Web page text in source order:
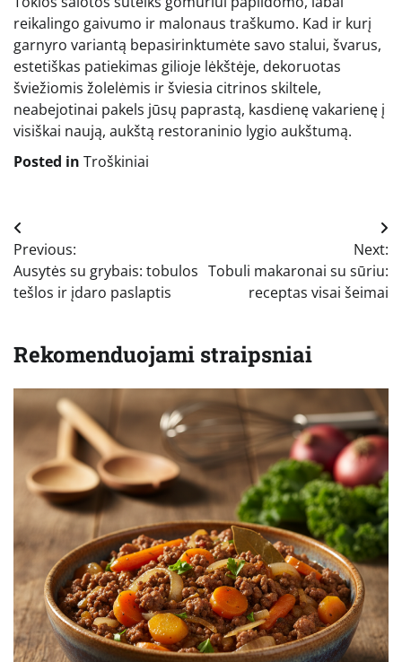
reikalingo gaivumo ir malonaus traškumo. Kad ir kurį
garnyro variantą bepasirinktumėte savo stalui, švarus,
estetiškas patiekimas gilioje lėkštėje, dekoruotas
šviežiomis žolelėmis ir šviesia citrinos skiltele,
neabejotinai pakels jūsų paprastą, kasdienę vakarienę į
visiškai naują, aukštą restoraninio lygio aukštumą.
Posted in Troškiniai
Navigacija
tarp
įrašų
Previous:
Ausytės su grybais: tobulos
tešlos ir įdaro paslaptis
Next:
Tobuli makaronai su sūriu:
receptas visai šeimai
Rekomenduojami straipsniai